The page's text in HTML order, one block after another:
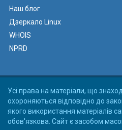
Наш блог
Дзеркало Linux
WHOIS
NPRD
Усі права на матеріали, що
охороняються відповідно до
якого використання матеріалів
обов'язкова. Сайт є засобом